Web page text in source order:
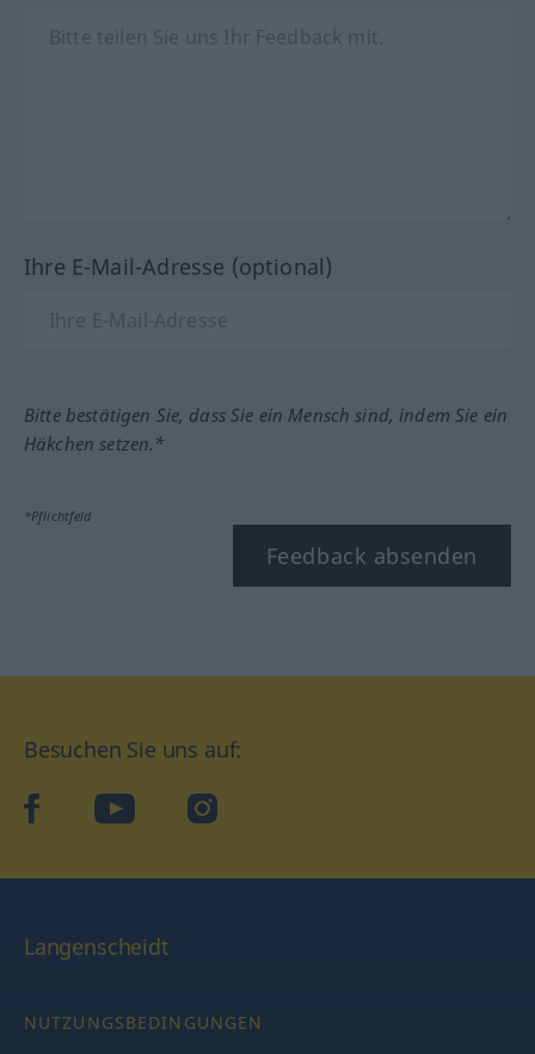
Ihre E-Mail-Adresse (optional)
Bitte bestätigen Sie, dass Sie ein Mensch sind, indem Sie ein
Häkchen setzen.*
*Pflichtfeld
Feedback absenden
Besuchen Sie uns auf:
facebookYouTube Instagram
Langenscheidt
NUTZUNGSBEDINGUNGEN